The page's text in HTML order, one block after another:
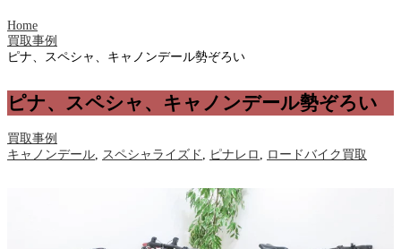
Home
買取事例
ピナ、スペシャ、キャノンデール勢ぞろい
ピナ、スペシャ、キャノンデール勢ぞろい
買取事例
キャノンデール, スペシャライズド , ピナレロ , ロードバイク買取